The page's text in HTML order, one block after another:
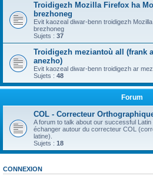
Troidigezh Mozilla Firefox ha
brezhoneg
Evit kaozeal diwar-benn troidigezh
brezhoneg
Sujets : 37
Troidigezh meziantoù all (frank
anezho)
Evit kaozeal diwar-benn troidigezh ar
Sujets : 48
Forum
COL - Correcteur
A forum to talk about our successful
échanger autour du correcteur COL
latine).
Sujets : 18
CONNEXION